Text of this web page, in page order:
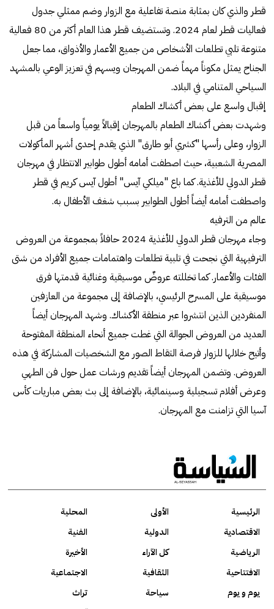
قطر والذي كان بمثابة منصة تفاعلية مع الزوار وضم ممثلي جدول
فعاليات قطر لعام 2024. وتستضيف قطر هذا العام أكثر من 80 فعالية
متنوعة تلبي تطلعات الأشخاص من جميع الأعمار والأذواق، مما جعل
الجناح يمثل مكوناً مهماً ضمن المهرجان ويسهم في تعزيز الوعي بالمشهد
السياحي المتنامي في البلاد.
إقبال واسع على بعض أكشاك الطعام
وشهدت بعض أكشاك الطعام بالمهرجان إقبالاً يومياً واسعاً من قبل
الزوار، وعلى رأسها "كشري أبو طارق" الذي يقدم إحدى أشهر المأكولات
المصرية الشعبية، حيث اصطفت أمامه أطول طوابير الانتظار في مهرجان
قطر الدولي للأغذية. كما باع "ميلكي آيس" أطول آيس كريم في قطر
واصطفت أمامه أيضاً أطول الطوابير بسبب شغف الأطفال به.
عالم من الترفيه
وجاء مهرجان قطر الدولي للأغذية 2024 حافلاً بمجموعة من العروض
الترفيهية التي نجحت في تلبية تطلعات واهتمامات جميع الأفراد من شتى
الفئات والأعمار. كما تخللته عروضٌ موسيقية وغنائية قدمتها فرق
موسيقية على المسرح الرئيسي، بالإضافة إلى مجموعة من العازفين
المنفردين الذين انتشروا عبر منطقة الأكشاك. وشهد المهرجان أيضاً
العديد من العروض الجوالة التي غطت جميع أنحاء المنطقة المفتوحة
وأتيح خلالها للزوار فرصة التقاط الصور مع الشخصيات المشاركة في هذه
العروض. وتضمن المهرجان أيضاً تقديم ورشات عمل حول فن الطهي
وعرض أفلام تسجيلية وسينمائية، بالإضافة إلى بث بعض مباريات كأس
آسيا التي تزامنت مع المهرجان.
الرئيسية الأولى
المحلية
الاقتصادية
الدولية
الفنية
الرياضية
كل الآراء
الأخيرة
الافتتاحية
الثقافية
الاجتماعية
يوم و يوم
سياحة
تراث